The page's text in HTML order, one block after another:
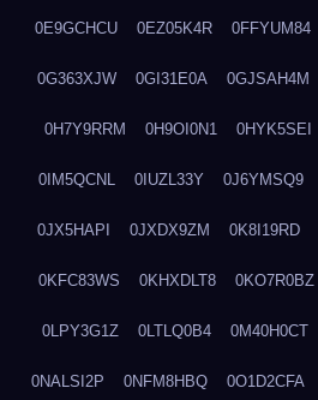
0E9GCHCU 0EZ05K4R 0FFYUM84
0G363XJW 0GI31E0A 0GJSAH4M
0H7Y9RRM 0H9OI0N1 0HYK5SEI
0IM5QCNL 0IUZL33Y 0J6YMSQ9
0JX5HAPI 0JXDX9ZM 0K8I19RD
0KFC83WS 0KHXDLT8 0KO7R0BZ
0LPY3G1Z 0LTLQ0B4 0M40H0CT
0NALSI2P 0NFM8HBQ 0O1D2CFA